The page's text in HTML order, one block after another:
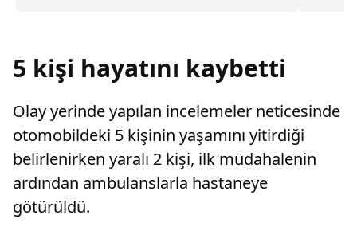
5 kişi hayatını kaybetti
Olay yerinde yapılan incelemeler neticesinde
otomobildeki 5 kişinin yaşamını yitirdiği
belirlenirken yaralı 2 kişi, ilk müdahalenin
ardından ambulanslarla hastaneye
götürüldü.